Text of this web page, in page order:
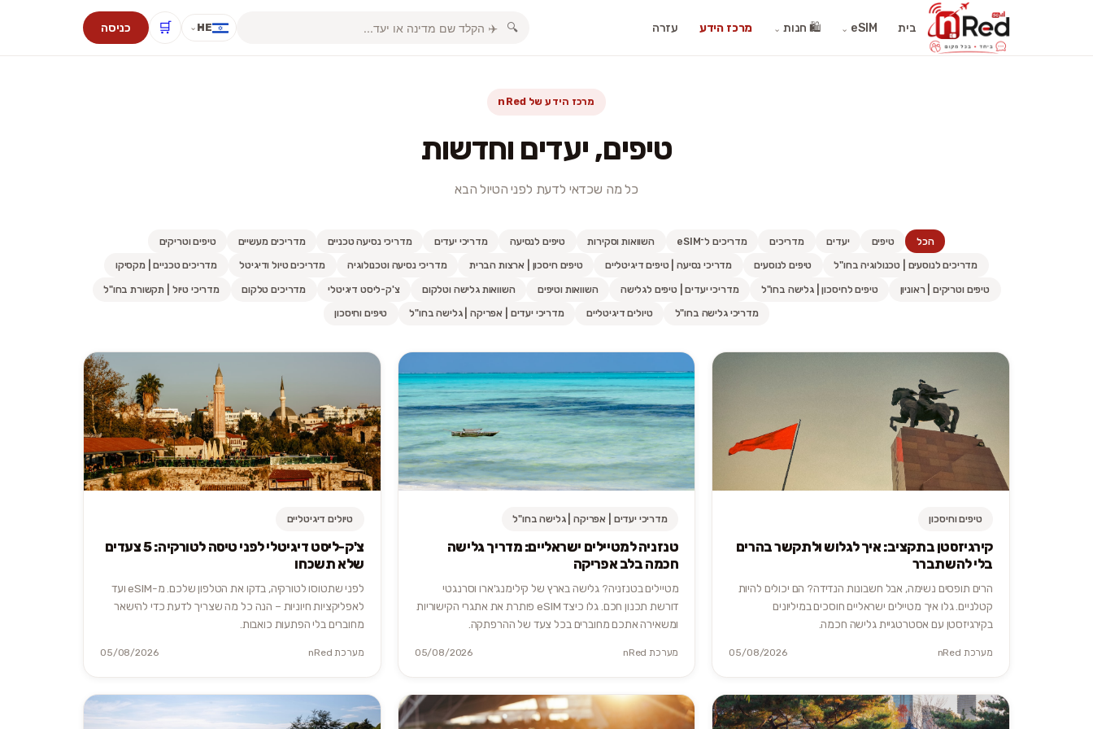
בית eSIM
⌄ 🛍️ חנות ⌄ מרכז הידע עזרה 🔍
HE
⌄
🛒 כניסה
מרכז הידע של nRed
טיפים, יעדים וחדשות
כל מה שכדאי לדעת לפני הטיול הבא
הכל טיפים יעדים מדריכים מדריכים ל־eSIM השוואות וסקירות טיפים לנסיעה מדריכי יעדים מדריכי נסיעה טכניים מדריכים מעשיים
טיפים וטריקים
מדריכים לנוסעים | טכנולוגיה בחו"ל
טיפים לנוסעים מדריכי נסיעה | טיפים דיגיטליים טיפים חיסכון | ארצות הברית מדריכי נסיעה וטכנולוגיה מדריכים טיול ודיגיטל
מדריכים טכניים | מקסיקו
טיפים וטריקים | ראוניון
טיפים לחיסכון | גלישה בחו"ל מדריכי יעדים | טיפים לגלישה השוואות וטיפים השוואות גלישה וטלקום צ'ק-ליסט דיגיטלי מדריכים טלקום
מדריכי טיול | תקשורת בחו"ל
מדריכי גלישה בחו"ל
טיולים דיגיטליים מדריכי יעדים | אפריקה | גלישה בחו"ל טיפים וחיסכון
טיפים וחיסכון
קירגיזסטן בתקציב: איך לגלוש ולתקשר בהרים
בלי להשתברר
הרים תופסים נשימה, אבל חשבונות הנדידה? הם יכולים להיות
קטלניים. גלו איך מטיילים ישראליים חוסכים במיליונים
בקירגיזסטן עם אסטרטגיית גלישה חכמה.
מערכת nRed 05/08/2026
מדריכי יעדים | אפריקה | גלישה בחו"ל
טנזניה למטיילים ישראליים: מדריך גלישה
חכמה בלב אפריקה
מטיילים בטנזניה? גלישה בארץ של קילימנג'ארו וסרנגטי
דורשת תכנון חכם. גלו כיצד eSIM פותרת את אתגרי הקישוריות
ומשאירה אתכם מחוברים בכל צעד של ההרפתקה.
מערכת nRed 05/08/2026
טיולים דיגיטליים
צ'ק-ליסט דיגיטלי לפני טיסה לטורקיה: 5 צעדים
שלא תשכחו
לפני שתטוסו לטורקיה, בדקו את הטלפון שלכם. מ-eSIM ועד
לאפליקציות חיוניות – הנה כל מה שצריך לדעת כדי להישאר
מחוברים בלי הפתעות כואבות.
מערכת nRed 05/08/2026